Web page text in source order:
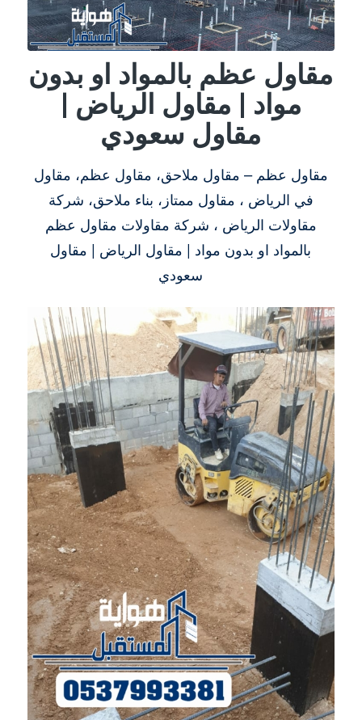
مقاول عظم بالمواد او بدون
مواد | مقاول الرياض |
مقاول سعودي
مقاول عظم – مقاول ملاحق، مقاول عظم، مقاول
في الرياض ، مقاول ممتاز، بناء ملاحق، شركة
مقاولات الرياض ، شركة مقاولات مقاول عظم
بالمواد او بدون مواد | مقاول الرياض | مقاول
سعودي